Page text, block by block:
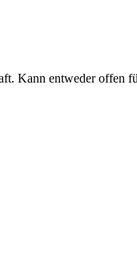
Kann entweder offen